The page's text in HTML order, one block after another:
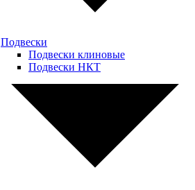
Подвески
Подвески клиновые
Подвески НКТ